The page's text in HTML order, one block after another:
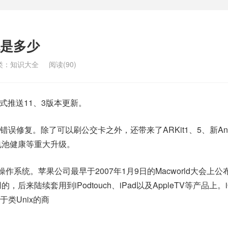
多少
知识大全 阅读(90)
推送11、3版本更新。
误修复。除了可以刷公交卡之外，还带来了ARKit1、5、新
健康等重大升级。
作系统。苹果公司最早于2007年1月9日的Macworld大会上公
，后来陆续套用到iPodtouch、iPad以及AppleTV等产品上
类Unix的商